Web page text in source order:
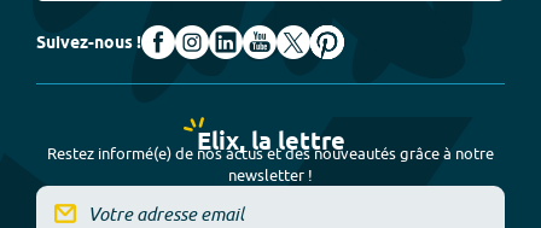
Suivez-nous !
Elix, la lettre
Restez informé(e) de nos actus et des nouveautés grâce à notre
newsletter !